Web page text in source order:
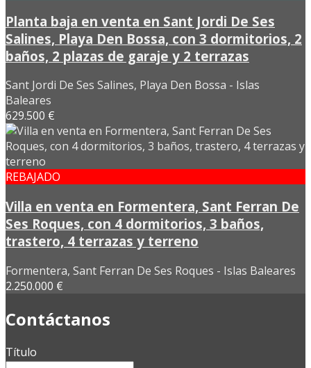
Planta baja en venta en Sant Jordi De Ses
Salines, Playa Den Bossa, con 3 dormitorios, 2
baños, 2 plazas de garaje y 2 terrazas
Sant Jordi De Ses Salines, Playa Den Bossa - Islas
Baleares
629.500 €
REBAJADO
Villa en venta en Formentera, Sant Ferran De
Ses Roques, con 4 dormitorios, 3 baños,
trastero, 4 terrazas y terreno
Formentera, Sant Ferran De Ses Roques - Islas Baleares
2.250.000 €
Contáctanos
Título